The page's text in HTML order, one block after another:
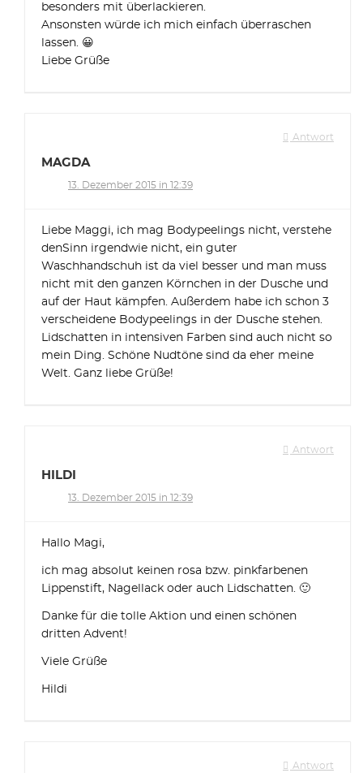
besonders mit überlackieren.
Ansonsten würde ich mich einfach überraschen
lassen. 😀
Liebe Grüße
Antwort
MAGDA
13. Dezember 2015 in 12:39
Liebe Maggi, ich mag Bodypeelings nicht, verstehe
denSinn irgendwie nicht, ein guter
Waschhandschuh ist da viel besser und man muss
nicht mit den ganzen Körnchen in der Dusche und
auf der Haut kämpfen. Außerdem habe ich schon 3
verscheidene Bodypeelings in der Dusche stehen.
Lidschatten in intensiven Farben sind auch nicht so
mein Ding. Schöne Nudtöne sind da eher meine
Welt. Ganz liebe Grüße!
Antwort
HILDI
13. Dezember 2015 in 12:39
Hallo Magi,
ich mag absolut keinen rosa bzw. pinkfarbenen
Lippenstift, Nagellack oder auch Lidschatten. 🙂
Danke für die tolle Aktion und einen schönen
dritten Advent!
Viele Grüße
Hildi
Antwort